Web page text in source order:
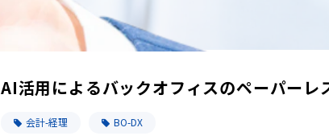
AI活用によるバックオフィスのペーパー
会計-経理 BO-DX